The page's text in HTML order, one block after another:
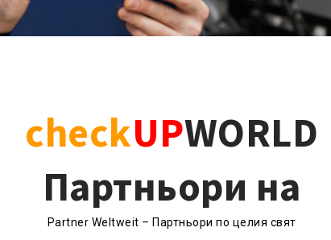
checkUPWORLD
Партньори на
Partner Weltweit – Партньори по целия свят